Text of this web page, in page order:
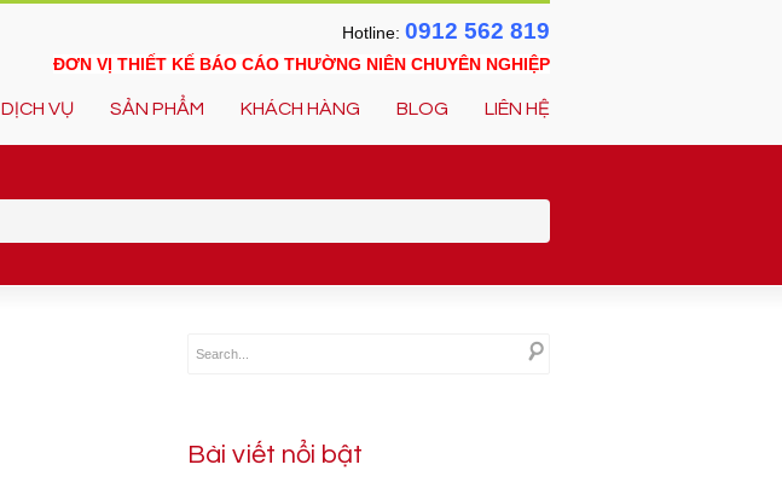
Hotline: 0912 562 819
ĐƠN VỊ THIẾT KẾ BÁO CÁO THƯỜNG NIÊN CHUYÊN NGHIỆP
DỊCH VỤ SẢN PHẨM KHÁCH HÀNG BLOG LIÊN HỆ
Bài viết nổi bật